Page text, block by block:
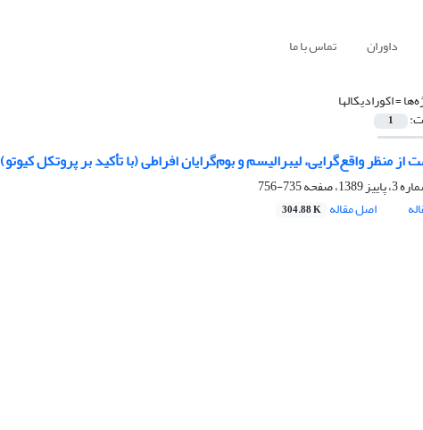
داوران تماس با ما
=اکورادیکال‏ها
1
منظر واقع‌گرایی، لیبرالیسم و ‏بوم‌گرایان افراطی (با تأکید بر پروتکل کیوتو)
735-756
اصل مقاله 304.88 K